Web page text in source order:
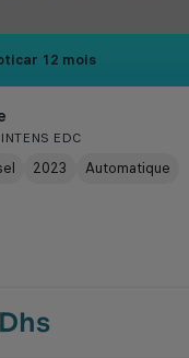
12 mois
EDC
2023 Automatique